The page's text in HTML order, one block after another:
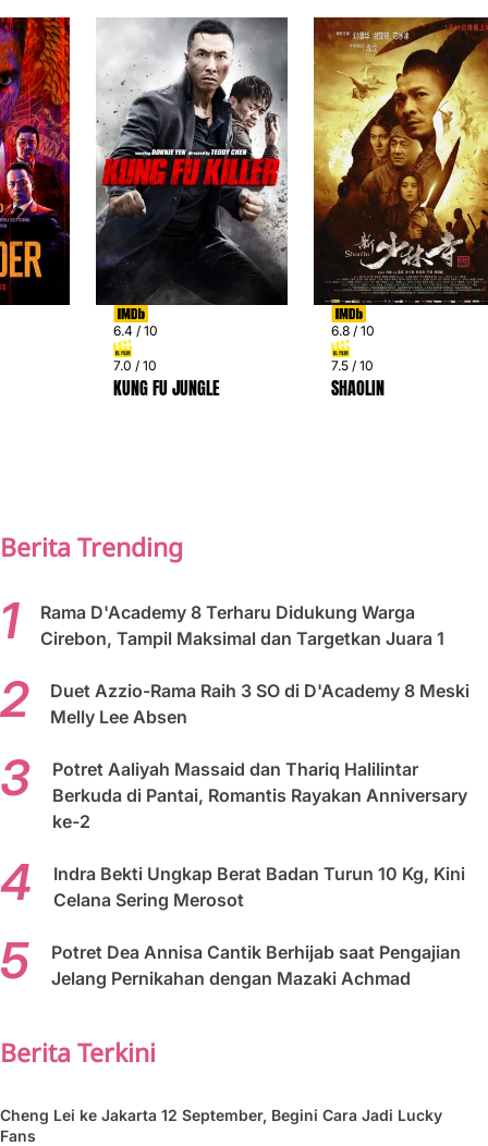
6.4 / 10
7.0 / 10
KUNG FU JUNGLE
6.8 / 10
7.5 / 10
SHAOLIN
Berita Trending
Rama D'Academy 8 Terharu Didukung Warga
Cirebon, Tampil Maksimal dan Targetkan Juara 1
Duet Azzio-Rama Raih 3 SO di D'Academy 8 Meski
Melly Lee Absen
Potret Aaliyah Massaid dan Thariq Halilintar
Berkuda di Pantai, Romantis Rayakan Anniversary
ke-2
Indra Bekti Ungkap Berat Badan Turun 10 Kg, Kini
Celana Sering Merosot
Potret Dea Annisa Cantik Berhijab saat Pengajian
Jelang Pernikahan dengan Mazaki Achmad
Berita Terkini
Cheng Lei ke Jakarta 12 September, Begini Cara Jadi Lucky
Fans